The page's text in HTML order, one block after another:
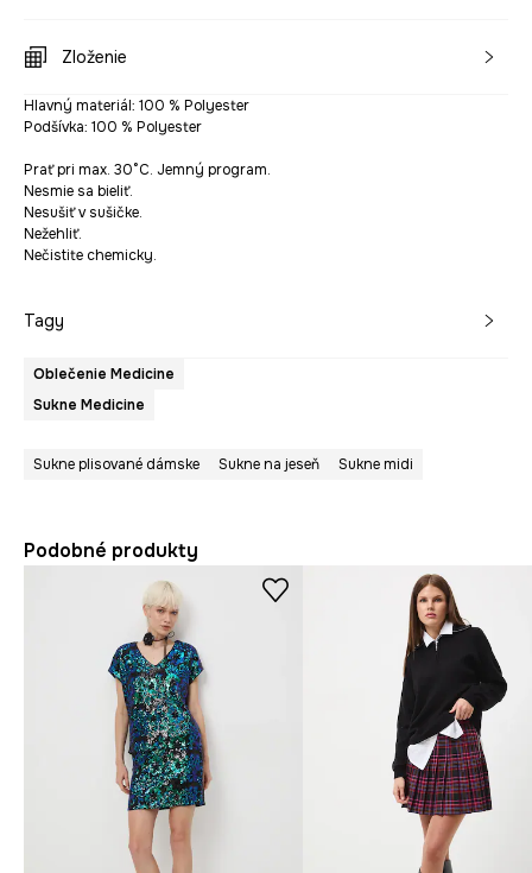
Zloženie
Hlavný materiál: 100 % Polyester
Podšívka: 100 % Polyester
Prať pri max. 30°C. Jemný program.
Nesmie sa bieliť.
Nesušiť v sušičke.
Nežehliť.
Nečistite chemicky.
Tagy
Oblečenie Medicine
Sukne Medicine
Sukne plisované dámske Sukne na jeseň Sukne midi
Podobné produkty